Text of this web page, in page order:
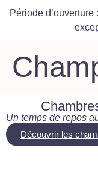
Période d’ouverture :
Un temps de repos
Découvrir les